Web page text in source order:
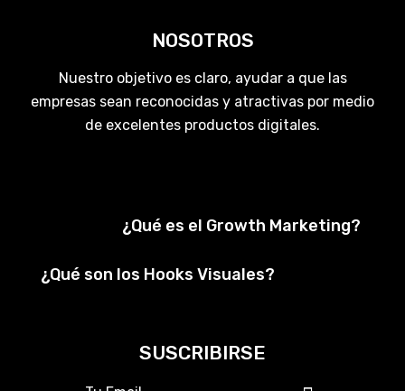
NOSOTROS
Nuestro objetivo es claro, ayudar a que las
empresas sean reconocidas y atractivas por medio
de excelentes productos digitales.
¿Qué es el Growth Marketing?
¿Qué son los Hooks Visuales?
SUSCRIBIRSE